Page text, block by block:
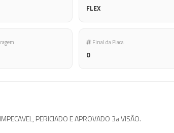
FLEX
Final da Placa
0
PERICIADO E APROVADO 3a VISÃO.